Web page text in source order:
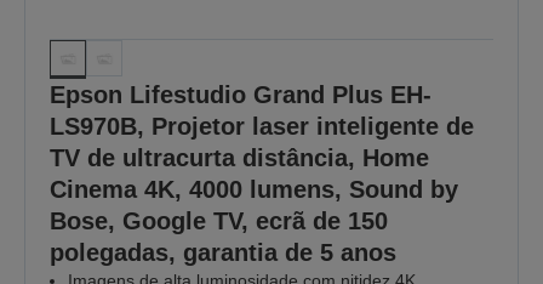
Epson Lifestudio Grand Plus EH-
LS970B, Projetor laser inteligente de
TV de ultracurta distância, Home
Cinema 4K, 4000 lumens, Sound by
Bose, Google TV, ecrã de 150
polegadas, garantia de 5 anos